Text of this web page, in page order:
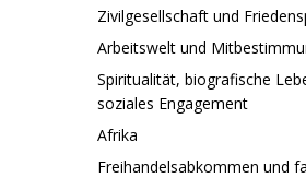
Zivilgesellschaft und
Arbeitswelt und
Spiritualität, biografische
soziales Engagement
Afrika
Freihandelsabkommen und